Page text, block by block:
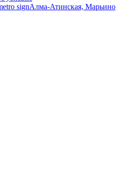
Алма-Атинская, Марьино